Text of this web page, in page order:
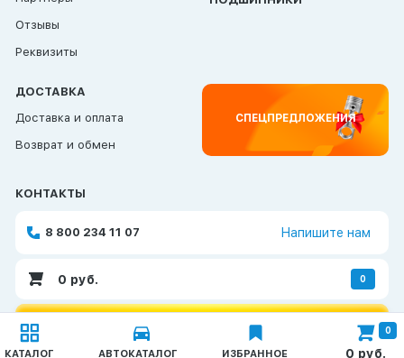
Отзывы
Реквизиты
ДОСТАВКА
Доставка и оплата
Возврат и обмен
СПЕЦПРЕДЛОЖЕНИЯ
КОНТАКТЫ
8 800 234 11 07 Напишите нам
0 руб. 0
КАТАЛОГ АВТОКАТАЛОГ ИЗБРАННОЕ 0 руб.
0
Каталог